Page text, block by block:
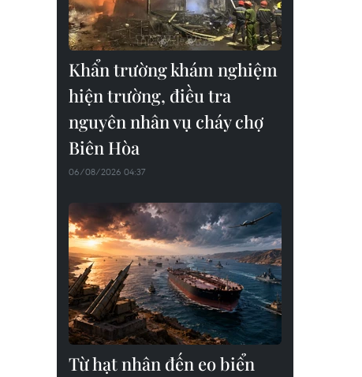
Khẩn trường khám nghiệm
hiện trường, điều tra
nguyên nhân vụ cháy chợ
Biên Hòa
06/08/2026 04:37
Từ hạt nhân đến eo biển